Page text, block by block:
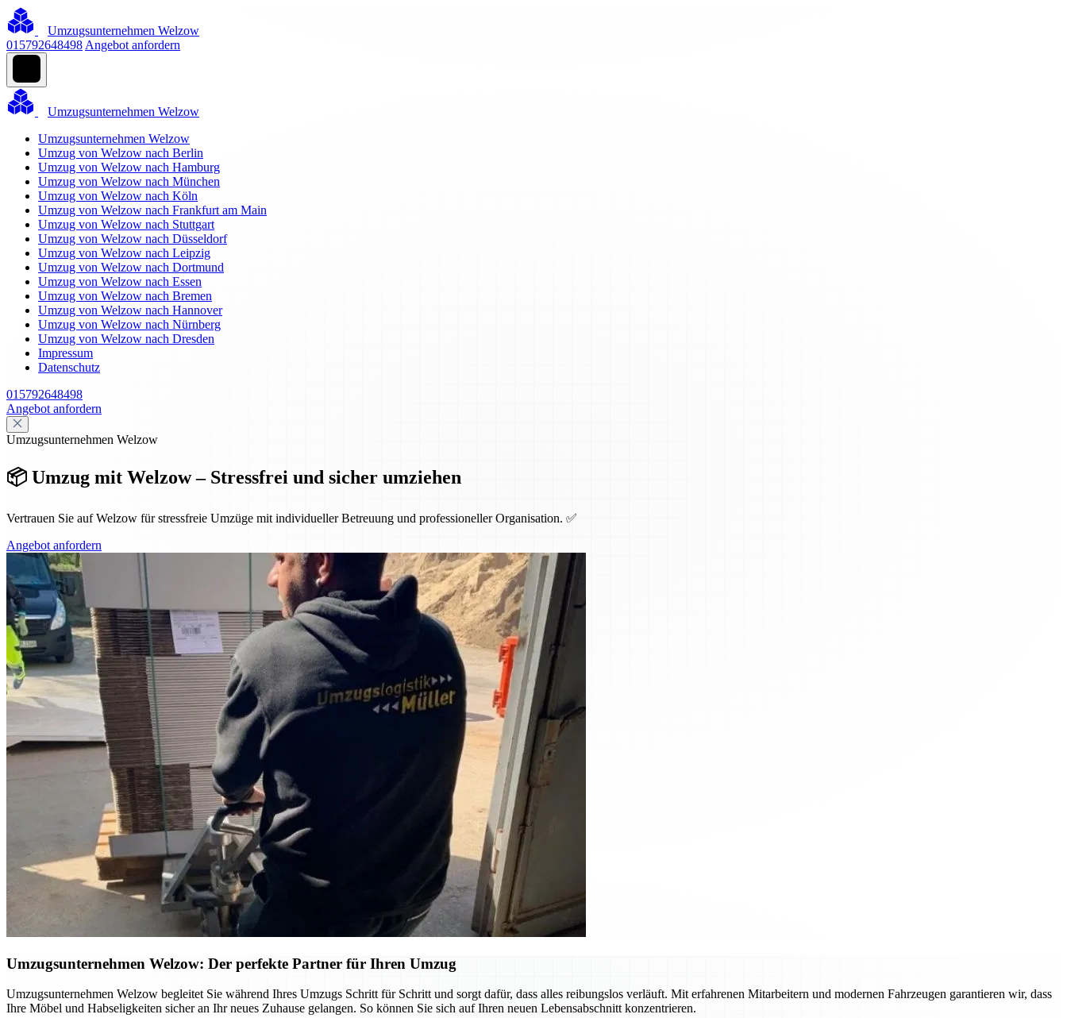
Umzugsunternehmen Welzow
015792648498 Angebot anfordern
Umzugsunternehmen Welzow
Umzugsunternehmen Welzow
Umzug von Welzow nach Berlin
Umzug von Welzow nach Hamburg
Umzug von Welzow nach München
Umzug von Welzow nach Köln
Umzug von Welzow nach Frankfurt am Main
Umzug von Welzow nach Stuttgart
Umzug von Welzow nach Düsseldorf
Umzug von Welzow nach Leipzig
Umzug von Welzow nach Dortmund
Umzug von Welzow nach Essen
Umzug von Welzow nach Bremen
Umzug von Welzow nach Hannover
Umzug von Welzow nach Nürnberg
Umzug von Welzow nach Dresden
Impressum
Datenschutz
015792648498
Angebot anfordern
Umzugsunternehmen Welzow
📦 Umzug mit Welzow – Stressfrei und sicher umziehen
Vertrauen Sie auf Welzow für stressfreie Umzüge mit individueller Betreuung und professioneller Organisation. ✅
Angebot anfordern
Umzugsunternehmen Welzow: Der perfekte Partner für Ihren Umzug
Umzugsunternehmen Welzow begleitet Sie während Ihres Umzugs Schritt für Schritt und sorgt dafür, dass alles reibungslos verläuft. Mit erfahrenen Mitarbeitern und modernen Fahrzeugen garantieren wir, dass
Ihre Möbel und Habseligkeiten sicher an Ihr neues Zuhause gelangen. So können Sie sich auf Ihren neuen Lebensabschnitt konzentrieren.